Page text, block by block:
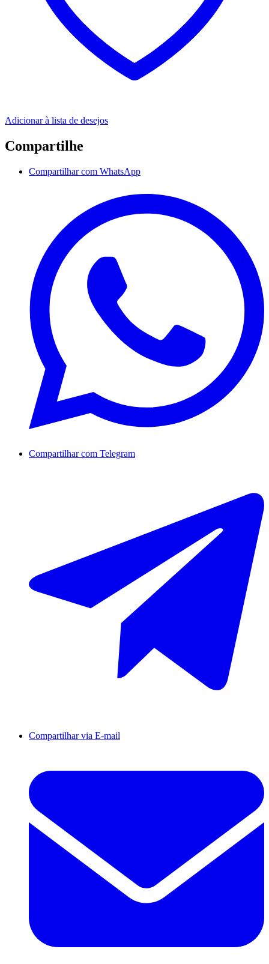
Adicionar à lista de desejos
Compartilhe
Compartilhar com WhatsApp
Compartilhar com Telegram
Compartilhar via E-mail